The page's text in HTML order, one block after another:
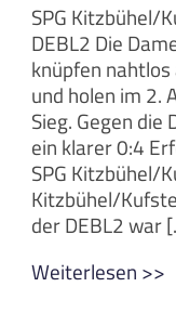
SPG Kitzbühel/
DEBL2 Die
knüpfen nahtlos
und holen im 2.
Sieg. Gegen die
ein klarer 0:4
SPG Kitzbühel/
Kitzbühel/
der DEBL2 war
Weiterlesen >>